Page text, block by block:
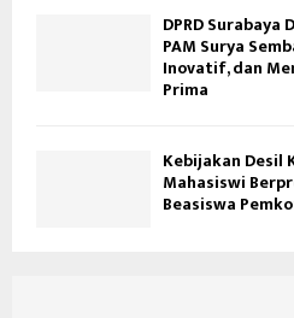
DPRD Surabaya
PAM Surya
Inovatif, dan
Prima
Kebijakan Desil
Mahasiswi
Beasiswa